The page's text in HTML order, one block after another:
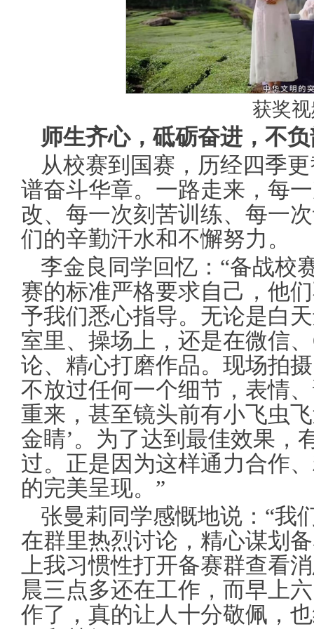
获奖
师生齐心，砥砺奋进，不
从校赛到国赛，历经四季
谱奋斗华章。一路走来，每
改、每一次刻苦训练、每一
们的辛勤汗水和不懈努力。
李金良同学回忆：“备战校
赛的标准严格要求自己，他
予我们悉心指导。无论是白
室里、操场上，还是在微信
论、精心打磨作品。现场拍
不放过任何一个细节，表情
重来，甚至镜头前有小飞虫
金睛’。为了达到最佳效果，
过。正是因为这样通力合作
的完美呈现。”
张曼莉同学感慨地说：“我
在群里热烈讨论，精心谋划
上我习惯性打开备赛群查看
晨三点多还在工作，而早上
作了，真的让人十分敬佩，